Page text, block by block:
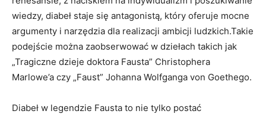
wiedzy, diabeł staje się antagonistą, który oferuje mocne
argumenty i narzędzia dla realizacji ambicji ludzkich.Takie
podejście można zaobserwować w dziełach takich jak
„Tragiczne dzieje doktora Fausta” Christophera
Marlowe’a czy „Faust” Johanna Wolfganga von Goethego.
Diabeł w legendzie Fausta to nie tylko postać